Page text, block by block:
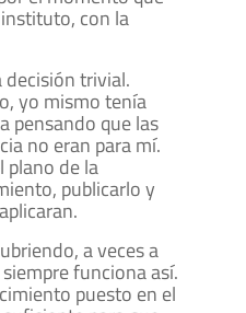
con la
trivial.
yo mismo tenía
pensando que las
no eran para mí.
plano de la
publicarlo y
a veces a
funciona así.
puesto en el